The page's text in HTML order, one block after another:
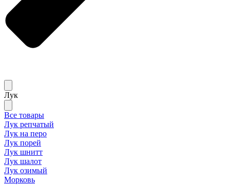
Лук
Все товары
Лук репчатый
Лук на перо
Лук порей
Лук шнитт
Лук шалот
Лук озимый
Морковь